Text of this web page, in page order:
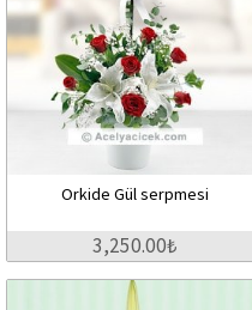
Orkide Gül serpmesi
3,250.00₺